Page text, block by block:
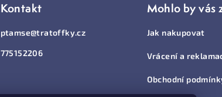
Kontakt
ptamse@tratoffky.cz
775152206
Mohlo by vás
Jak nakupovat
Vrácení a
Obchodní